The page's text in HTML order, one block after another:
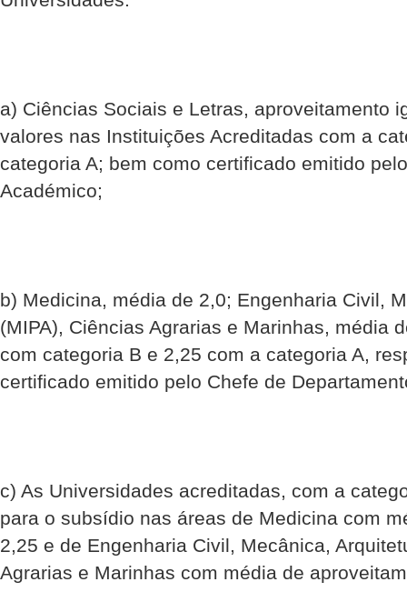
a) Ciências Sociais e Letras, aproveitamento
valores nas Instituições Acreditadas com a
categoria A; bem como certificado emitido
Académico;
b) Medicina, média de 2,0; Engenharia Civil,
(MIPA), Ciências Agrarias e Marinhas, média
com categoria B e 2,25 com a categoria A,
certificado emitido pelo Chefe de
c) As Universidades acreditadas, com a
para o subsídio nas áreas de Medicina com
2,25 e de Engenharia Civil, Mecânica,
Agrarias e Marinhas com média de